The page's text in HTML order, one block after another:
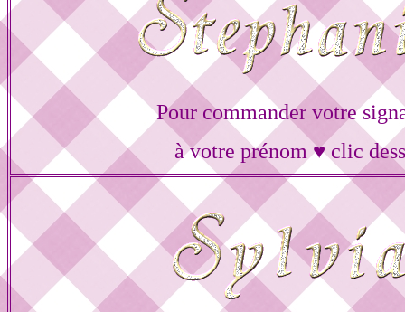
Pour commander votre
à votre prénom ♥ clic